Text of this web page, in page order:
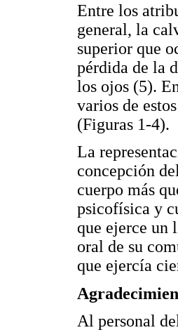
Entre los
general, la
superior que
pérdida de la
los ojos (5).
varios de
(Figuras 1-4).
La
concepción
cuerpo más
psicofísica y
que ejerce un
oral de su
que ejercía
Al personal